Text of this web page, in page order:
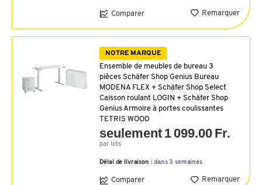
Comparer Remarquer
NOTRE MARQUE
Ensemble de meubles de bureau 3
pièces Schäfer Shop Genius Bureau
MODENA FLEX + Schäfer Shop Select
Caisson roulant LOGIN + Schäfer Shop
Genius Armoire à portes coulissantes
TETRIS WOOD
seulement 1 099.00 Fr.
par lots
Délai de livraison :dans 3 semaines
Comparer Remarquer